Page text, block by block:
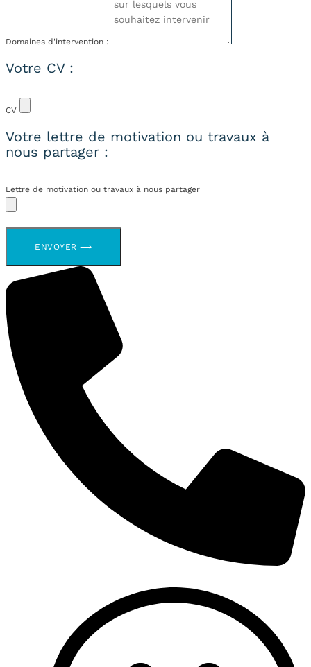
Domaines d'intervention :
Votre CV :
CV
Votre lettre de motivation ou travaux à
nous partager :
Lettre de motivation ou travaux à nous partager
ENVOYER ⟶